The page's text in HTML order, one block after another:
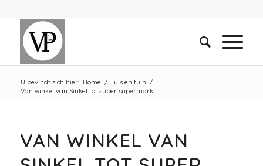
U bevindt zich hier: Home / Huis en tuin /
Van winkel van Sinkel tot super supermarkt
VAN WINKEL VAN